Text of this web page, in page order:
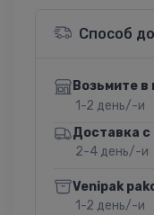
Способ
Возьмите в
1-2 день/-и
Доставка с
2-4 день/-и
Venipak
1-2 день/-и